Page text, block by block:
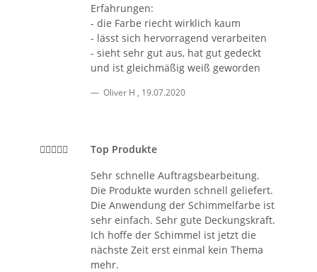
Erfahrungen:
- die Farbe riecht wirklich kaum
- lässt sich hervorragend verarbeiten
- sieht sehr gut aus, hat gut gedeckt
und ist gleichmäßig weiß geworden
Oliver H , 19.07.2020
Top Produkte
Sehr schnelle Auftragsbearbeitung.
Die Produkte wurden schnell geliefert.
Die Anwendung der Schimmelfarbe ist
sehr einfach. Sehr gute Deckungskraft.
Ich hoffe der Schimmel ist jetzt die
nächste Zeit erst einmal kein Thema
mehr.